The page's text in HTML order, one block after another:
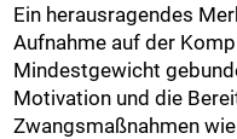
Ein herausragendes
Aufnahme auf der
Mindestgewicht
Motivation und die
Zwangsmaßnahmen